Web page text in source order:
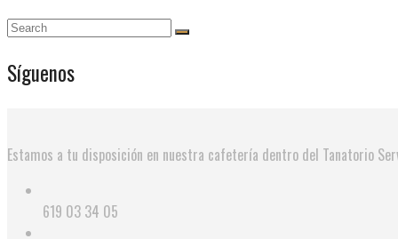
Síguenos
Estamos a tu disposición en nuestra cafetería dentro del Tanatorio
619 03 34 05